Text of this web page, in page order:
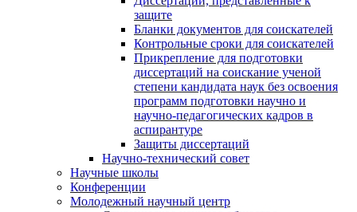
защите
Бланки документов для соискателей
Контрольные сроки для соискателей
Прикрепление для подготовки
диссертаций на соискание ученой
степени кандидата наук без освоения
программ подготовки научно и
научно-педагогических кадров в
аспирантуре
Защиты диссертаций
Научно-технический совет
Научные школы
Конференции
Молодежный научный центр